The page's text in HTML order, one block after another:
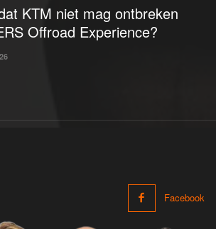
KTM niet mag ontbreken
Offroad Experience?
Facebook